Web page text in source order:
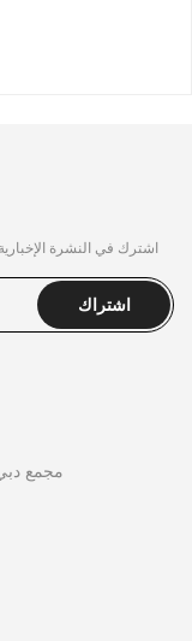
اشترك في النشرة
اشتراك
مجمع دبي